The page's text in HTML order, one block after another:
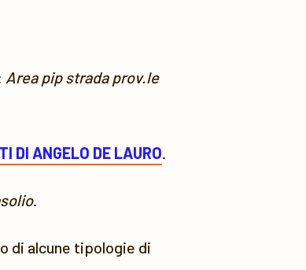
Area pip strada prov.le
DI ANGELO DE LAURO.
.
di alcune tipologie di